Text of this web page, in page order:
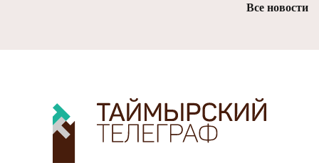
Все новости